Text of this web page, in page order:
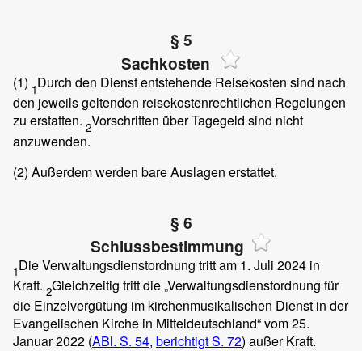
§ 5
Sachkosten
(1) 1Durch den Dienst entstehende Reisekosten sind nach
den jeweils geltenden reisekostenrechtlichen Regelungen
zu erstatten. 2Vorschriften über Tagegeld sind nicht
anzuwenden.
(2) Außerdem werden bare Auslagen erstattet.
§ 6
Schlussbestimmung
1Die Verwaltungsdienstordnung tritt am 1. Juli 2024 in
Kraft. 2Gleichzeitig tritt die „Verwaltungsdienstordnung für
die Einzelvergütung im kirchenmusikalischen Dienst in der
Evangelischen Kirche in Mitteldeutschland“ vom 25.
Januar 2022 (ABl. S. 54, berichtigt S. 72) außer Kraft.